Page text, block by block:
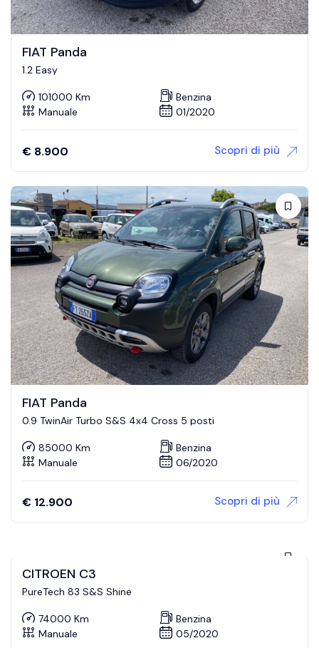
FIAT Panda
1.2 Easy
101000 Km
Benzina
Manuale
01/2020
€ 8.900 Scopri di più
FIAT Panda
0.9 TwinAir Turbo S&S 4x4 Cross 5 posti
85000 Km
Benzina
Manuale
06/2020
€ 12.900 Scopri di più
CITROEN C3
PureTech 83 S&S Shine
74000 Km
Benzina
Manuale
05/2020